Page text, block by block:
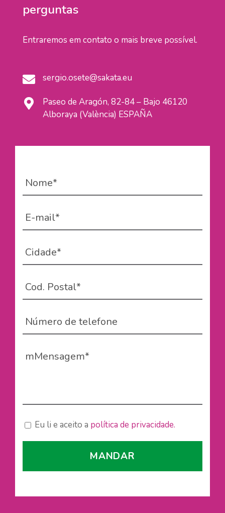
perguntas
Entraremos em contato o mais breve possível.
sergio.osete@sakata.eu
Paseo de Aragón, 82-84 – Bajo 46120
Alboraya (València) ESPAÑA
Eu li e aceito a política de privacidade.